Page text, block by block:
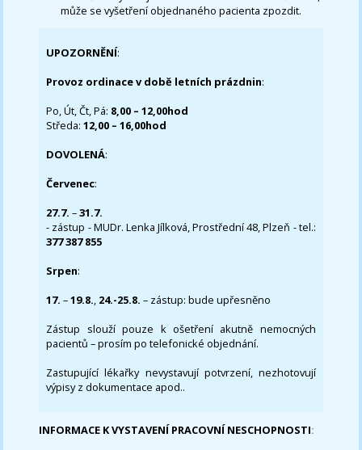
může se vyšetření objednaného pacienta zpozdit.
UPOZORNĚNÍ:
Provoz ordinace v době letních prázdnin:
Po, Út, Čt, Pá: 8,00 – 12,00hod
Středa:12,00 – 16,00hod
DOVOLENÁ:
Červenec:
27.7.–31.7.
- zástup - MUDr. Lenka Jílková, Prostřední 48, Plzeň - tel.:
377 387 855
Srpen:
17. –19.8., 24.-25.8. – zástup: bude upřesněno
Zástup slouží pouze k ošetření akutně nemocných
pacientů – prosím po telefonické objednání.
Zastupující lékařky nevystavují potvrzení, nezhotovují
výpisy z dokumentace apod..
INFORMACE K VYSTAVENÍ PRACOVNÍ NESCHOPNOSTI: